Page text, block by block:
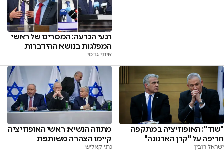
רגעי הכרעה: המסרים של ראשי
המפלגות בנושא ההידברות
איתי גדסי
"שוד": האופוזיציה במתקפה
חריפה על "קרן הארנונה"
ישראל רובין
מתווה הנשיא: ראשי האופוזיציה
קיימו הצהרה משותפת
נתי קאליש